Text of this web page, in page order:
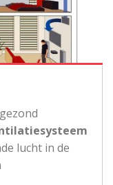
lucht in de